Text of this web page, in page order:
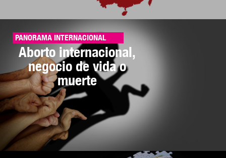
PANORAMA INTERNACIONAL
Aborto internacional,
negocio de vida o
muerte